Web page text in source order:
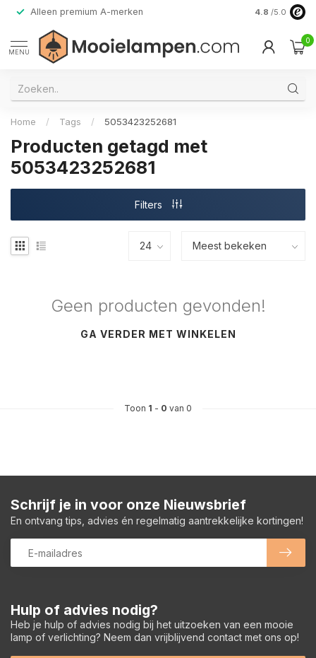
Alleen premium A-merken 4.8 /5.0
MENU
0
Home / Tags / 5053423252681
Producten getagd met
5053423252681
Filters
Geen producten gevonden!
GA VERDER MET WINKELEN
Toon 1 - 0 van 0
Hulp of advies nodig?
Heb je hulp of advies nodig bij het uitzoeken van een mooie
lamp of verlichting? Neem dan vrijblijvend contact met ons op!
Schrijf je in voor onze Nieuwsbrief
En ontvang tips, advies én regelmatig aantrekkelijke kortingen!